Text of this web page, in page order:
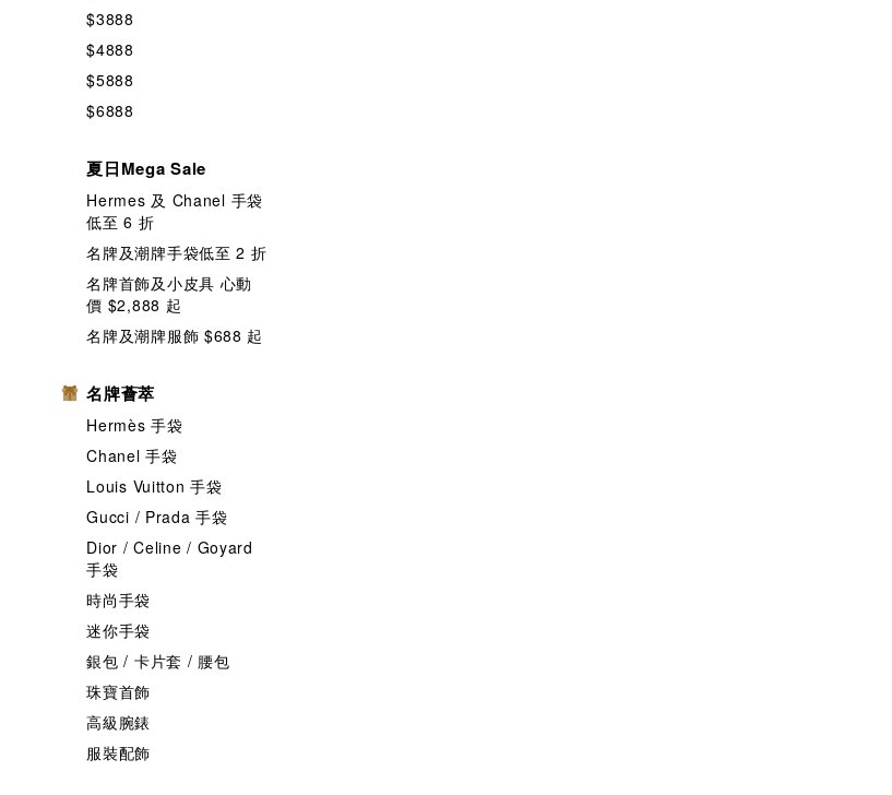
$3888
$4888
$5888
$6888
夏日Mega Sale
Hermes 及 Chanel 手袋
低至 6 折
名牌及潮牌手袋低至 2 折
名牌首飾及小皮具 心動
價 $2,888 起
名牌及潮牌服飾 $688 起
名牌薈萃
Hermès 手袋
Chanel 手袋
Louis Vuitton 手袋
Gucci / Prada 手袋
Dior / Celine / Goyard
手袋
時尚手袋
迷你手袋
銀包 / 卡片套 / 腰包
珠寶首飾
高級腕錶
服裝配飾